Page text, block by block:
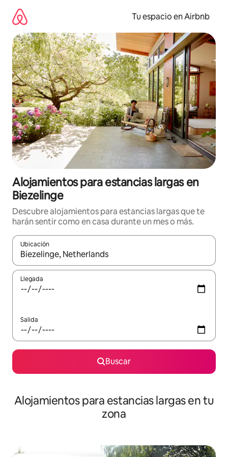
contenido
Tu espacio en Airbnb
Alojamientos para estancias largas en
Biezelinge
Descubre alojamientos para estancias largas que te
harán sentir como en casa durante un mes o más.
Ubicación
Cuando los resultados estén disponibles, podrás navegar
Llegada
Salida
Buscar
Alojamientos para estancias largas en tu
zona